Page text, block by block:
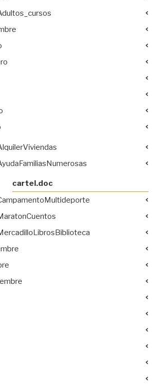
cartel.doc